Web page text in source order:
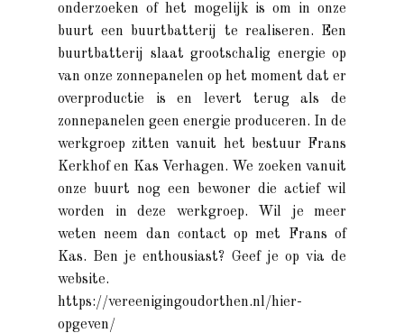
onderzoeken of het mogelijk is om in onze
buurt een buurtbatterij te realiseren. Een
buurtbatterij slaat grootschalig energie op
van onze zonnepanelen op het moment dat er
overproductie is en levert terug als de
zonnepanelen geen energie produceren. In de
werkgroep zitten vanuit het bestuur Frans
Kerkhof en Kas Verhagen. We zoeken vanuit
onze buurt nog een bewoner die actief wil
worden in deze werkgroep. Wil je meer
weten neem dan contact op met Frans of
Kas. Ben je enthousiast? Geef je op via de
website.
https://vereenigingoudorthen.nl/hier-
opgeven/